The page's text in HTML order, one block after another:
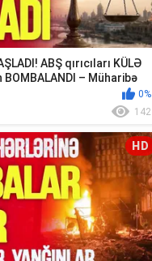
ABŞ qırıcıları KÜLƏ
– Müharibə
0%
142
HD